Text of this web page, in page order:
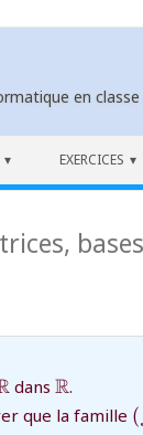
en
EXERCICES
dans R.
que la famille (